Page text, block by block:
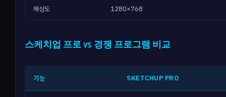
해상도 1280×768
스케치업 프로 vs 경쟁 프로그램 비교
기능 SKETCHUP PRO